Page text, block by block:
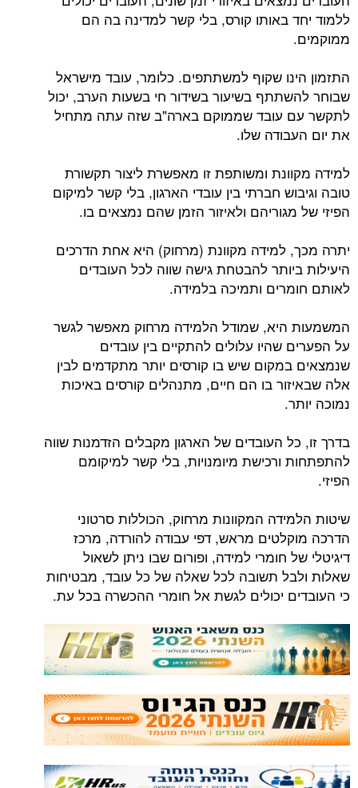
ללמוד יחד באותו קורס, בלי קשר למדינה בה הם
ממוקמים.
התזמון הינו שקוף למשתתפים. כלומר, עובד מישראל
שבוחר להשתתף בשיעור בשידור חי בשעות הערב, יכול
לתקשר עם עובד שממוקם בארה"ב שזה עתה מתחיל
את יום העבודה שלו.
למידה מקוונת ומשותפת זו מאפשרת ליצור תקשורת
טובה וגיבוש חברתי בין עובדי הארגון, בלי קשר למיקום
הפיזי של מגוריהם ולאיזור הזמן שהם נמצאים בו.
יתרה מכך, למידה מקוונת (מרחוק) היא אחת הדרכים
היעילות ביותר להבטחת גישה שווה לכל העובדים
לאותם חומרים ותמיכה בלמידה.
המשמעות היא, שמודל הלמידה מרחוק מאפשר לגשר
על הפערים שהיו עלולים להתקיים בין עובדים
שנמצאים במקום שיש בו קורסים יותר מתקדמים לבין
אלה שבאיזור בו הם חיים, מתנהלים קורסים באיכות
נמוכה יותר.
בדרך זו, כל העובדים של הארגון מקבלים הזדמנות שווה
להתפתחות ורכישת מיומנויות, בלי קשר למיקומם
הפיזי.
שיטות הלמידה המקוונות מרחוק, הכוללות סרטוני
הדרכה מוקלטים מראש, דפי עבודה להורדה, מרכז
דיגיטלי של חומרי למידה, ופורום שבו ניתן לשאול
שאלות ולבל תשובה לכל שאלה של כל עובד, מבטיחות
כי העובדים יכולים לגשת אל חומרי ההכשרה בכל עת.